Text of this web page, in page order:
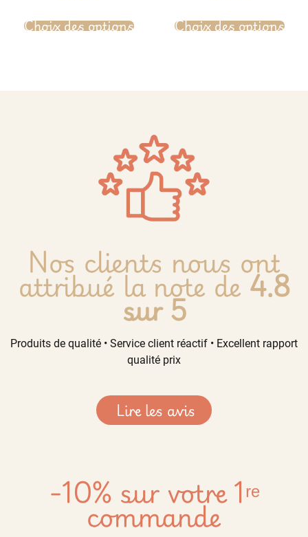
sur 5
Choix des options
sur 5
Choix des options
Nos clients nous ont
attribué la note de4.8
sur 5
Produits de qualité • Service client réactif • Excellent rapport
qualité prix
Lire les avis
-10% sur votre 1ʳᵉ
commande